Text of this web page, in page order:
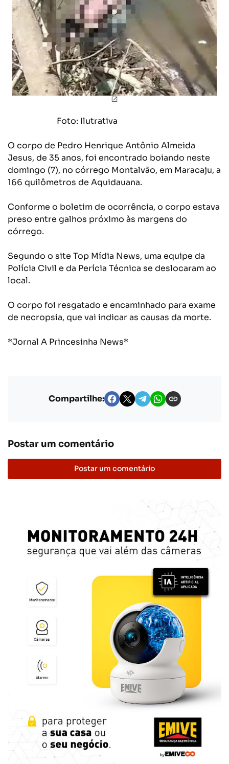
Foto: Ilutrativa
O corpo de Pedro Henrique Antônio Almeida
Jesus, de 35 anos, foi encontrado boiando neste
domingo (7), no córrego Montalvão, em Maracaju, a
166 quilômetros de Aquidauana.
Conforme o boletim de ocorrência, o corpo estava
preso entre galhos próximo às margens do
córrego.
Segundo o site Top Mídia News, uma equipe da
Polícia Civil e da Perícia Técnica se deslocaram ao
local.
O corpo foi resgatado e encaminhado para exame
de necropsia, que vai indicar as causas da morte.
*Jornal A Princesinha News*
Compartilhe:
Postar um comentário
Postar um comentário